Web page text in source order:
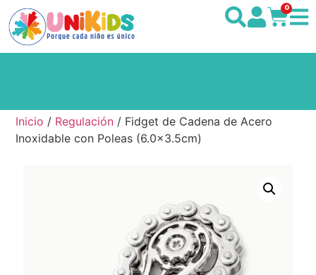
0
Inicio / Regulación / Fidget de Cadena de Acero
Inoxidable con Poleas (6.0×3.5cm)